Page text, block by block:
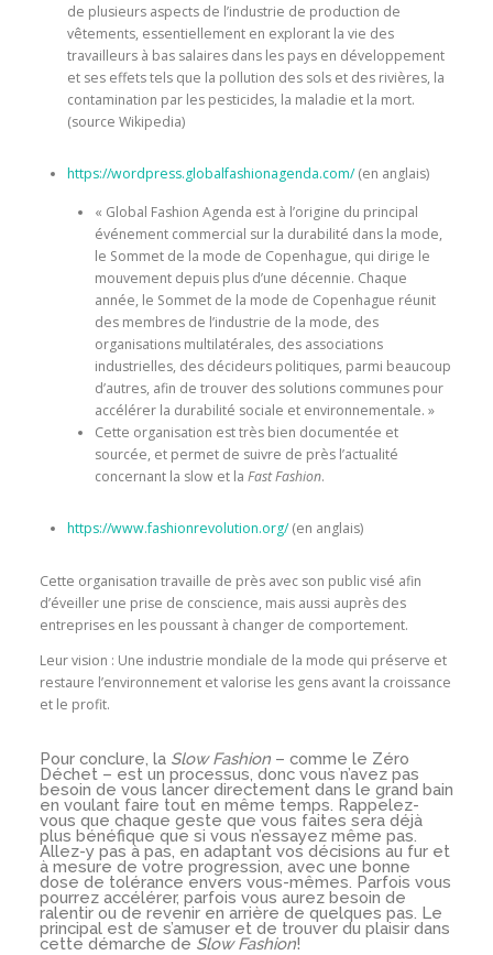
de plusieurs aspects de l’industrie de production de
vêtements, essentiellement en explorant la vie des
travailleurs à bas salaires dans les pays en développement
et ses effets tels que la pollution des sols et des rivières, la
contamination par les pesticides, la maladie et la mort.
(source Wikipedia)
https://wordpress.globalfashionagenda.com/(en anglais)
« Global Fashion Agenda est à l’origine du principal
événement commercial sur la durabilité dans la mode,
le Sommet de la mode de Copenhague, qui dirige le
mouvement depuis plus d’une décennie. Chaque
année, le Sommet de la mode de Copenhague réunit
des membres de l’industrie de la mode, des
organisations multilatérales, des associations
industrielles, des décideurs politiques, parmi beaucoup
d’autres, afin de trouver des solutions communes pour
accélérer la durabilité sociale et environnementale. »
Cette organisation est très bien documentée et
sourcée, et permet de suivre de près l’actualité
concernant la slow et la Fast Fashion.
https://www.fashionrevolution.org/(en anglais)
Cette organisation travaille de près avec son public visé afin
d’éveiller une prise de conscience, mais aussi auprès des
entreprises en les poussant à changer de comportement.
Leur vision : Une industrie mondiale de la mode qui préserve et
restaure l’environnement et valorise les gens avant la croissance
et le profit.
Pour conclure, la Slow Fashion– comme le Zéro
Déchet – est un processus, donc vous n’avez pas
besoin de vous lancer directement dans le grand bain
en voulant faire tout en même temps. Rappelez-
vous que chaque geste que vous faites sera déjà
plus bénéfique que si vous n’essayez même pas.
Allez-y pas à pas, en adaptant vos décisions au fur et
à mesure de votre progression, avec une bonne
dose de tolérance envers vous-mêmes. Parfois vous
pourrez accélérer, parfois vous aurez besoin de
ralentir ou de revenir en arrière de quelques pas. Le
principal est de s’amuser et de trouver du plaisir dans
cette démarche de Slow Fashion!